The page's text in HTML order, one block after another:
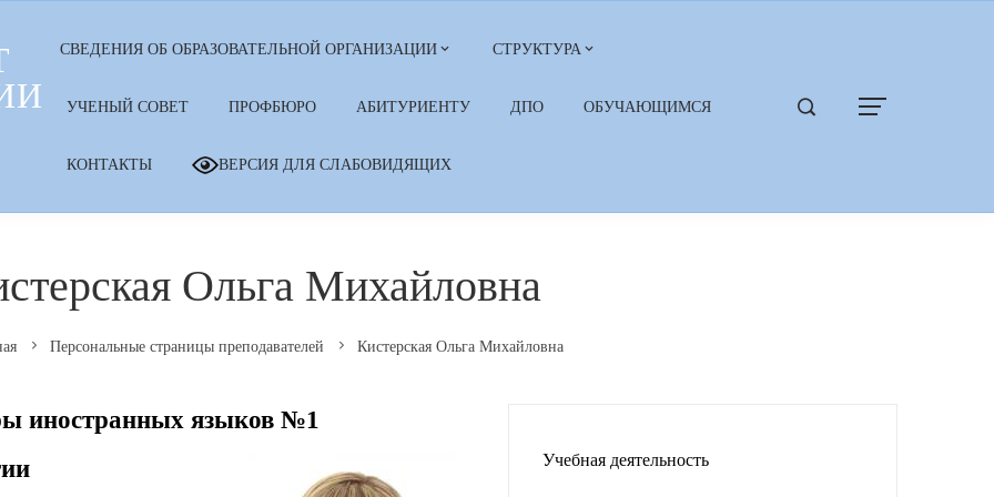
СВЕДЕНИЯ ОБ ОБРАЗОВАТЕЛЬНОЙ ОРГАНИЗАЦИИ СТРУКТУРА
УЧЕНЫЙ СОВЕТ ПРОФБЮРО АБИТУРИЕНТУ ДПО ОБУЧАЮЩИМСЯ
КОНТАКТЫ ВЕРСИЯ ДЛЯ СЛАБОВИДЯЩИХ
Ольга Михайловна
Персональные страницы преподавателей Кистерская Ольга Михайловна
иностранных языков №1
Учебная деятельность